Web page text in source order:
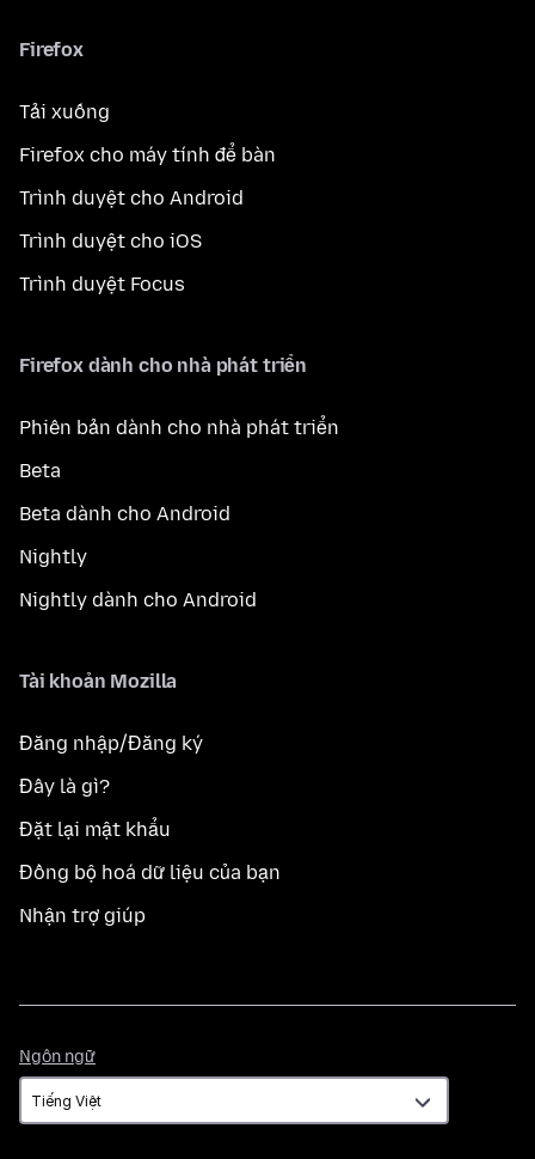
Firefox
Tải xuống
Firefox cho máy tính để bàn
Trình duyệt cho Android
Trình duyệt cho iOS
Trình duyệt Focus
Firefox dành cho nhà phát triển
Phiên bản dành cho nhà phát triển
Beta
Beta dành cho Android
Nightly
Nightly dành cho Android
Tài khoản Mozilla
Đăng nhập/Đăng ký
Đây là gì?
Đặt lại mật khẩu
Đồng bộ hoá dữ liệu của bạn
Nhận trợ giúp
Ngôn ngữ
ngữ